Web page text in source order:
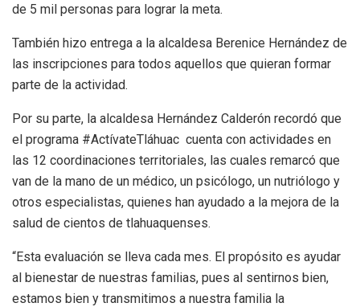
de 5 mil personas para lograr la meta.
También hizo entrega a la alcaldesa Berenice Hernández de
las inscripciones para todos aquellos que quieran formar
parte de la actividad.
Por su parte, la alcaldesa Hernández Calderón recordó que
el programa #ActívateTláhuac cuenta con actividades en
las 12 coordinaciones territoriales, las cuales remarcó que
van de la mano de un médico, un psicólogo, un nutriólogo y
otros especialistas, quienes han ayudado a la mejora de la
salud de cientos de tlahuaquenses.
“Esta evaluación se lleva cada mes. El propósito es ayudar
al bienestar de nuestras familias, pues al sentirnos bien,
estamos bien y transmitimos a nuestra familia la